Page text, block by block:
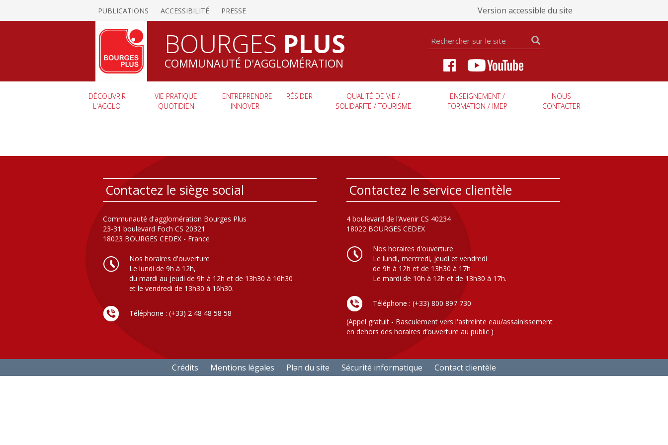
PUBLICATIONS ACCESSIBILITÉ PRESSE Version accessible du site
BOURGES PLUS
COMMUNAUTÉ D'AGGLOMÉRATION
DÉCOUVRIR
L'AGGLO
VIE PRATIQUE
QUOTIDIEN
ENTREPRENDRE
INNOVER
RÉSIDER
QUALITÉ DE VIE /
SOLIDARITÉ / TOURISME
ENSEIGNEMENT /
FORMATION / IMEP
NOUS
CONTACTER
Contactez le siège social
Communauté d'agglomération Bourges Plus
23-31 boulevard Foch CS 20321
18023 BOURGES CEDEX - France
Nos horaires d'ouverture
Le lundi de 9h à 12h,
du mardi au jeudi de 9h à 12h et de 13h30 à 16h30
et le vendredi de 13h30 à 16h30.
Téléphone : (+33) 2 48 48 58 58
Contactez le service clientèle
4 boulevard de l’Avenir CS 40234
18022 BOURGES CEDEX
Nos horaires d'ouverture
Le lundi, mercredi, jeudi et vendredi
de 9h à 12h et de 13h30 à 17h
Le mardi de 10h à 12h et de 13h30 à 17h.
Téléphone : (+33) 800 897 730
(Appel gratuit - Basculement vers l'astreinte eau/assainissement
en dehors des horaires d’ouverture au public )
Crédits Mentions légales Plan du site Sécurité informatique Contact clientèle